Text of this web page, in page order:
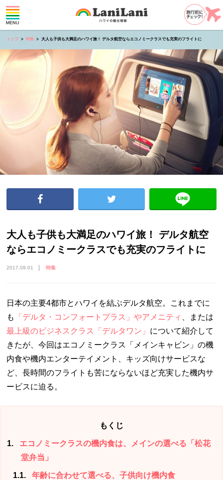
トップ 特集 大人も子供も大満足のハワイ旅！ デルタ航空ならエコノミークラスでも充実のフライトに
大人も子供も大満足のハワイ旅！ デルタ航空
ならエコノミークラスでも充実のフライトに
2017.09.01 特集
日本の主要4都市とハワイを結ぶデルタ航空。これまでに
も
「デルタ・コンフォートプラス」やアメニティ
、または
最上級のビジネスクラス「デルタワン」 について紹介して
きたが、今回はエコノミークラス「メインキャビン」の機
内食や機内エンターテイメント、キッズ向けサービスな
ど、長時間のフライトも苦にならないほど充実した機内サ
ービスに迫る。
もくじ
1
エコノミークラスの機内食は、メインの選べる「松花
堂弁当」
1.1 年齢に合わせて選べる、子供向け機内食